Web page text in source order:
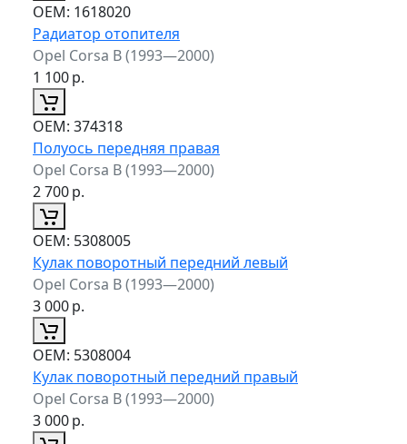
ОЕМ: 1618020
Радиатор отопителя
Opel Corsa B (1993—2000)
1 100р.
ОЕМ: 374318
Полуось передняя правая
Opel Corsa B (1993—2000)
2 700р.
ОЕМ: 5308005
Кулак поворотный передний левый
Opel Corsa B (1993—2000)
3 000р.
ОЕМ: 5308004
Кулак поворотный передний правый
Opel Corsa B (1993—2000)
3 000р.